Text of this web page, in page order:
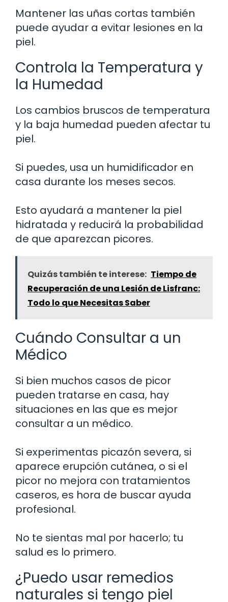
Mantener las uñas cortas también
puede ayudar a evitar lesiones en la
piel.
Controla la Temperatura y
la Humedad
Los cambios bruscos de temperatura
y la baja humedad pueden afectar tu
piel.
Si puedes, usa un humidificador en
casa durante los meses secos.
Esto ayudará a mantener la piel
hidratada y reducirá la probabilidad
de que aparezcan picores.
Quizás también te interese: Tiempo de
Recuperación de una Lesión de Lisfranc:
Todo lo que Necesitas Saber
Cuándo Consultar a un
Médico
Si bien muchos casos de picor
pueden tratarse en casa, hay
situaciones en las que es mejor
consultar a un médico.
Si experimentas picazón severa, si
aparece erupción cutánea, o si el
picor no mejora con tratamientos
caseros, es hora de buscar ayuda
profesional.
No te sientas mal por hacerlo; tu
salud es lo primero.
¿Puedo usar remedios
naturales si tengo piel